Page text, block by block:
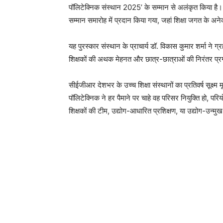
पॉलिटेक्निक संस्थान 2025’ के सम्मान से अलंकृत किया है।
सम्मान समारोह में प्रदान किया गया, जहां शिक्षा जगत के
यह पुरस्कार संस्थान के प्राचार्य डॉ. विकास कुमार शर्मा ने
शिक्षकों की अथक मेहनत और छात्र-छात्राओं की निरंतर
सीईजीआर देशभर के उच्च शिक्षा संस्थानों का प्रतिवर्ष
पॉलिटेक्निक ने हर पैमाने पर चाहे वह परिसर नियुक्ति हो,
शिक्षकों की टीम, उद्योग-आधारित प्रशिक्षण, या उद्योग-